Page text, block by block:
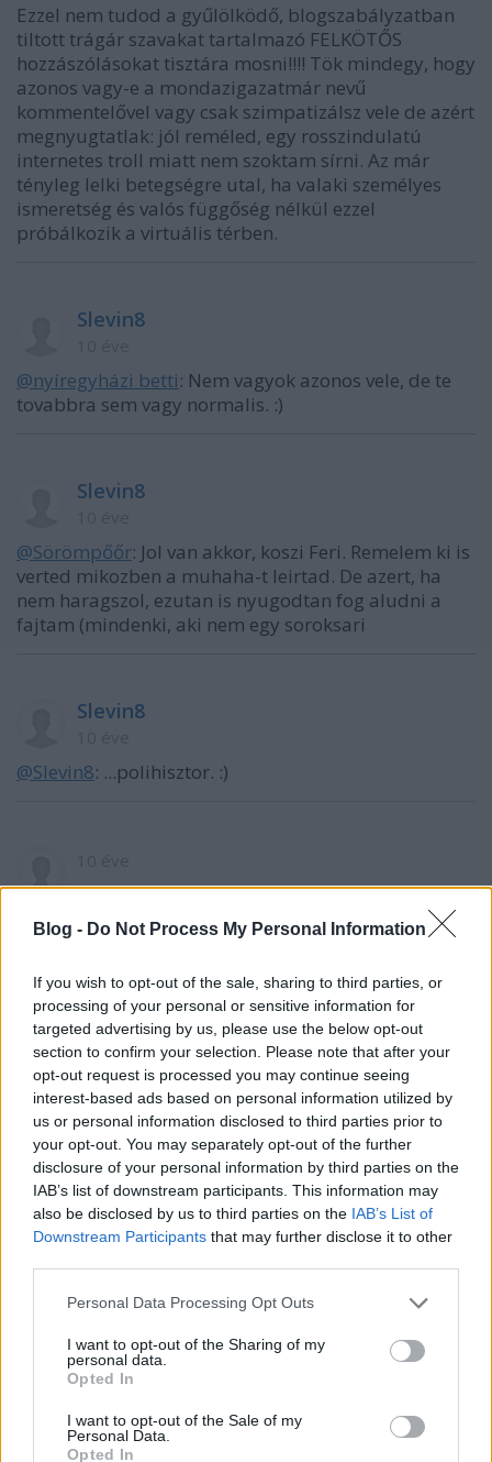
Blog - Do Not Process My Personal Information
If you wish to opt-out of the sale, sharing to third parties, or
processing of your personal or sensitive information for
targeted advertising by us, please use the below opt-out
section to confirm your selection. Please note that after your
opt-out request is processed you may continue seeing
interest-based ads based on personal information utilized by
us or personal information disclosed to third parties prior to
your opt-out. You may separately opt-out of the further
disclosure of your personal information by third parties on the
IAB’s list of downstream participants. This information may
also be disclosed by us to third parties on the IAB’s List of
Downstream Participants that may further disclose it to other
Please note that this website/app uses one or more Google
not limited to your visit or usage behaviour. You may click to
grant or deny consent to Google and its third-party tags to
use your data for below specified purposes in below Google
consent section.
Personal Data Processing Opt Outs
I want to opt-out of the Sharing of my
personal data.
Opted In
I want to opt-out of the Sale of my
Personal Data.
Opted In
Ezzel nem tudod a gyűlölködő, blogszabályzatban
tiltott trágár szavakat tartalmazó FELKÖTŐS
hozzászólásokat tisztára mosni!!!! Tök mindegy, hogy
azonos vagy-e a mondazigazatmár nevű
kommentelővel vagy csak szimpatizálsz vele de azért
megnyugtatlak: jól reméled, egy rosszindulatú
internetes troll miatt nem szoktam sírni. Az már
tényleg lelki betegségre utal, ha valaki személyes
ismeretség és valós függőség nélkül ezzel
próbálkozik a virtuális térben.
Slevin8
@nyíregyházi betti: Nem vagyok azonos vele, de te
tovabbra sem vagy normalis. :)
Slevin8
@Sörömpőőr: Jol van akkor, koszi Feri. Remelem ki is
verted mikozben a muhaha-t leirtad. De azert, ha
nem haragszol, ezutan is nyugodtan fog aludni a
fajtam (mindenki, aki nem egy soroksari
Slevin8
@Slevin8: ...polihisztor. :)
@nyíregyházi betti:
Nem írta egy szóval sem, hogy egyetért, vagy hogy
hozzáaszólásokat. Csupán a te cinikus kettős
mércédre próbálta felhívni a figyelmedet. És már én
is jeleztem ezt neked. Úgy látszik, nem én vagyok itt
az egyetlen, akinek az ilyen hiteltelen, szelektív
"igazságérzettől" kifordul a gyomra.
Ja, megjegyzem, egy emberről tudjuk itt egész
biztosan, hogy már a ki tudja hányadik nickjén
írogat ide (egy korábbin nyíltan el is ismerte, hogy
csak trollkodni és rombolni jár ide). És te a többes
nickhasználat miatti kritikáddal ismét erősen
@Sörömpőőr :
között megint idekommenteltél egy vaskos
fenyegetést. Remélem, minden középosztálybeli
perc rettegést.